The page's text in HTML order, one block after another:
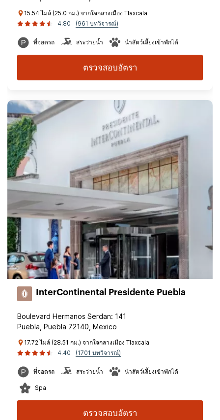
15.54 ไมล์ (25.0 กม.) จากใจกลางเมือง Tlaxcala
4.80
(961 บทวิจารณ์)
ที่จอดรถ สระว่ายน้ำ นำสัตว์เลี้ยงเข้าพักได้
ตรวจสอบอัตรา
InterContinental Presidente Puebla
Boulevard Hermanos Serdan: 141
Puebla, Puebla 72140, Mexico
17.72 ไมล์ (28.51 กม.) จากใจกลางเมือง Tlaxcala
4.40
(1701 บทวิจารณ์)
ที่จอดรถ สระว่ายน้ำ นำสัตว์เลี้ยงเข้าพักได้
Spa
ตรวจสอบอัตรา